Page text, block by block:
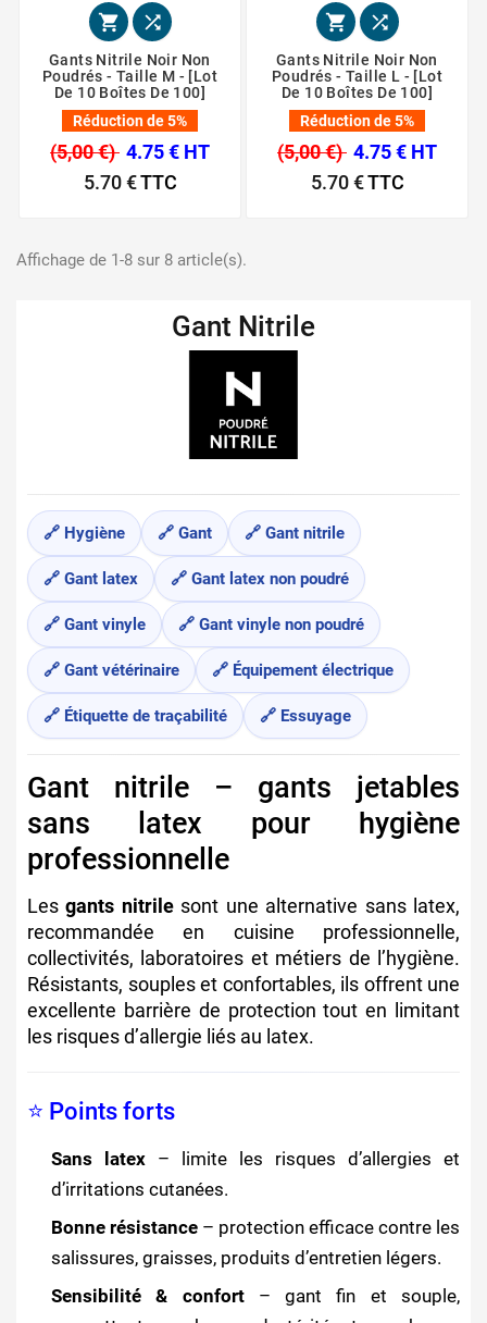
 
Gants Nitrile Noir Non
Poudrés - Taille M - [Lot
De 10 Boîtes De 100]
Réduction de 5%
(5,00 €) 4.75 € HT
5.70 €TTC
 
Gants Nitrile Noir Non
Poudrés - Taille L - [Lot
De 10 Boîtes De 100]
Réduction de 5%
(5,00 €) 4.75 € HT
5.70 €TTC
Affichage de 1-8 sur 8 article(s).
Gant Nitrile
🔗 Hygiène 🔗 Gant 🔗 Gant nitrile
🔗 Gant latex 🔗 Gant latex non poudré
🔗 Gant vinyle 🔗 Gant vinyle non poudré
🔗 Gant vétérinaire 🔗 Équipement électrique
🔗 Étiquette de traçabilité 🔗 Essuyage
Gant nitrile – gants jetables
sans latex pour hygiène
professionnelle
Lesgants nitrilesont une alternative sans latex,
recommandée en cuisine professionnelle,
collectivités, laboratoires et métiers de l’hygiène.
Résistants, souples et confortables, ils offrent une
excellente barrière de protection tout en limitant
les risques d’allergie liés au latex.
⭐ Points forts
Sans latex – limite les risques d’allergies et
d’irritations cutanées.
Bonne résistance – protection efficace contre les
salissures, graisses, produits d’entretien légers.
Sensibilité & confort– gant fin et souple,